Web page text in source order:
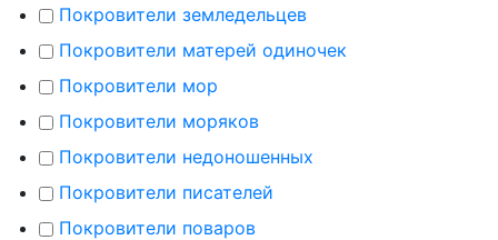
Покровители земледельцев
Покровители матерей одиночек
Покровители мор
Покровители моряков
Покровители недоношенных
Покровители писателей
Покровители поваров